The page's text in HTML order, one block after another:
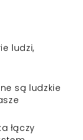
ludzi,
są ludzkie
łączy